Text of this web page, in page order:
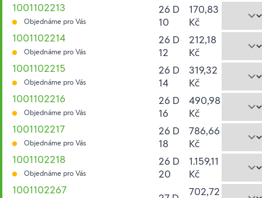
1001102213
Objednáme pro Vás
26 D
10
170,83
Kč
1001102214
Objednáme pro Vás
26 D
12
212,18
Kč
1001102215
Objednáme pro Vás
26 D
14
319,32
Kč
1001102216
Objednáme pro Vás
26 D
16
490,98
Kč
1001102217
Objednáme pro Vás
26 D
18
786,66
Kč
1001102218
Objednáme pro Vás
26 D
20
1.159,11
Kč
1001102267
702,72